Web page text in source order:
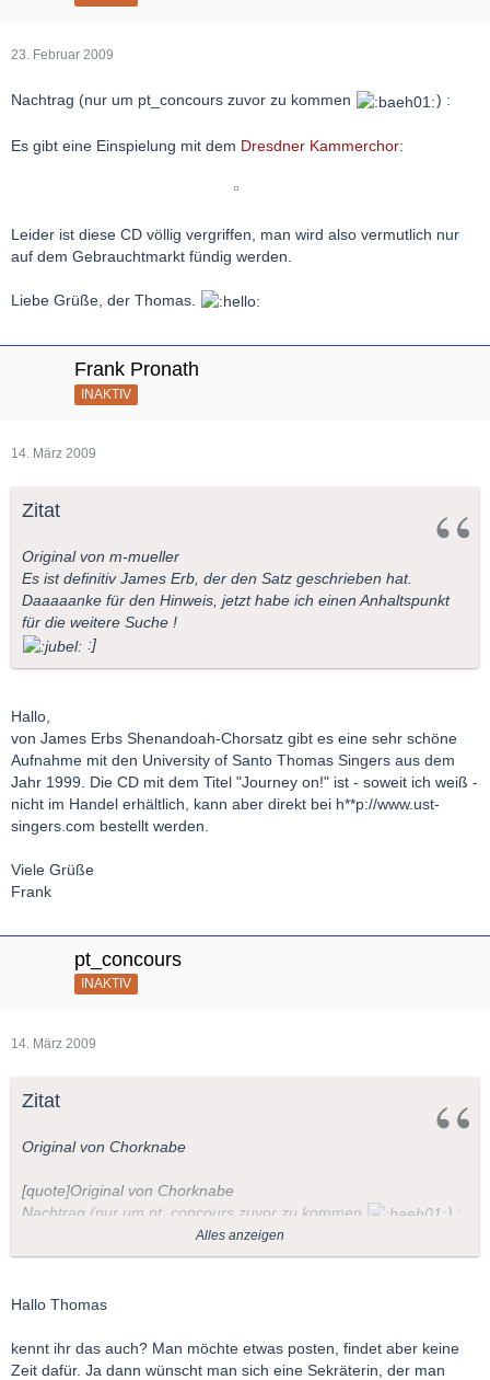
23. Februar 2009
Nachtrag (nur um pt_concours zuvor zu kommen ) :
Es gibt eine Einspielung mit dem Dresdner Kammerchor:
Leider ist diese CD völlig vergriffen, man wird also vermutlich nur
auf dem Gebrauchtmarkt fündig werden.
Liebe Grüße, der Thomas.
Frank Pronath
INAKTIV
14. März 2009
Zitat
Original von m-mueller
Es ist definitiv James Erb, der den Satz geschrieben hat.
Daaaaanke für den Hinweis, jetzt habe ich einen Anhaltspunkt
für die weitere Suche !
:]
Hallo,
von James Erbs Shenandoah-Chorsatz gibt es eine sehr schöne
Aufnahme mit den University of Santo Thomas Singers aus dem
Jahr 1999. Die CD mit dem Titel "Journey on!" ist - soweit ich weiß -
nicht im Handel erhältlich, kann aber direkt bei h**p://www.ust-
singers.com bestellt werden.
Viele Grüße
Frank
pt_concours
INAKTIV
14. März 2009
Zitat
Original von Chorknabe
[quote]Original von Chorknabe
Nachtrag (nur um pt_concours zuvor zu kommen
) :
Es gibt eine Einspielung mit demDresdner Kammerchor:
Alles anzeigen
Hallo Thomas
kennt ihr das auch? Man möchte etwas posten, findet aber keine
Zeit dafür. Ja dann wünscht man sich eine Sekräterin, der man